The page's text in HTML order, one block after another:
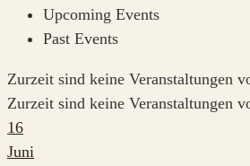
Upcoming Events
Past Events
Zurzeit sind keine Veranstaltungen
Zurzeit sind keine Veranstaltungen
16
Juni